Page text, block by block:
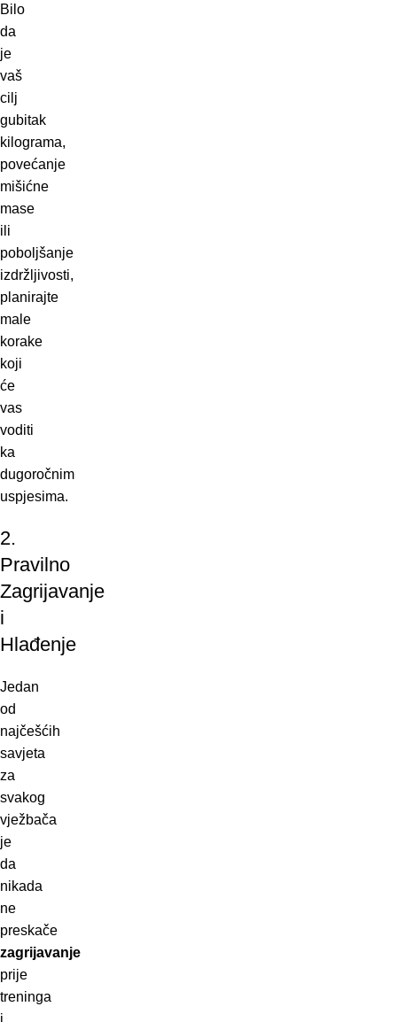
Bilo
da
je
vaš
cilj
gubitak
kilograma,
povećanje
mišićne
mase
ili
poboljšanje
izdržljivosti,
planirajte
male
korake
koji
će
vas
voditi
ka
dugoročnim
uspjesima.
2.
Pravilno
Zagrijavanje
i
Hlađenje
Jedan
od
najčešćih
savjeta
za
svakog
vježbača
je
da
nikada
ne
preskače
zagrijavanje
prije
treninga